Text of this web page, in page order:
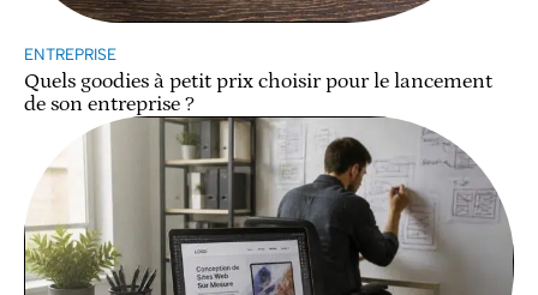
ENTREPRISE
Quels goodies à petit prix choisir pour le lancement
de son entreprise ?